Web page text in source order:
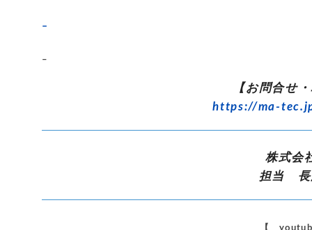
–
–
【お問合せ
https://ma-
株式会
担当 長